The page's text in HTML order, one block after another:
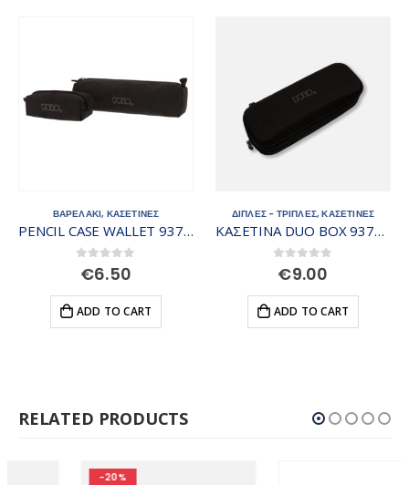
ΒΑΡΕΛΑΚΙ, ΚΑΣΕΤΙΝΕΣ
PENCIL CASE WALLET 937006-02
out of 5
€6.50
ADD TO CART
ΔΙΠΛΕΣ - ΤΡΙΠΛΕΣ,ΚΑΣΕΤΙΝΕΣ
ΚΑΣΕΤΙΝΑ DUO BOX 937004-2000
out of 5
€9.00
ADD TO CART
RELATED PRODUCTS